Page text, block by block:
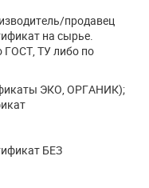
продавец
на сырье.
ГОСТ, ТУ либо по
ЭКО, ОРГАНИК);
БЕЗ